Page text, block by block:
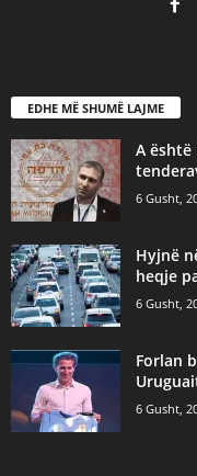
EDHE MË SHUMË LAJME
A
6 Gusht,
Hyjnë
heqje
6 Gusht,
Forlan
6 Gusht,